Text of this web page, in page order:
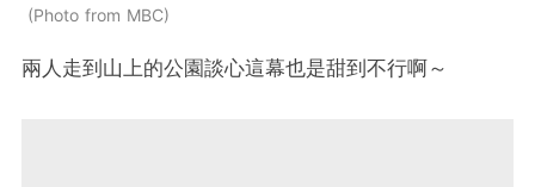
Photo from MBC
兩人走到山上的公園談心這幕也是甜到不行啊～